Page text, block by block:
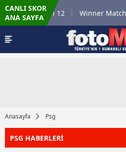
CANLI SKOR
ANA SAYFA
Match 12 Winner Match 2
Anasayfa Psg
PSG HABERLERİ